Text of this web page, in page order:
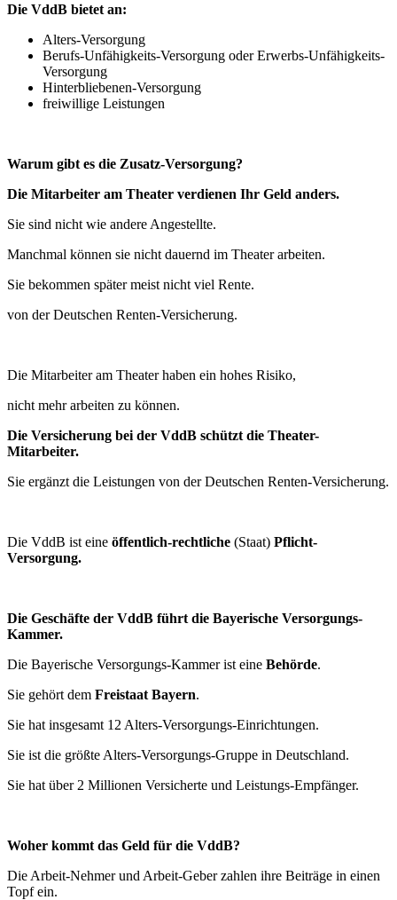
Die VddB bietet an:
Alters-Versorgung
Berufs-Unfähigkeits-Versorgung oder Erwerbs-Unfähigkeits-
Versorgung
Hinterbliebenen-Versorgung
freiwillige Leistungen
Warum gibt es die Zusatz-Versorgung?
Die Mitarbeiter am Theater verdienen Ihr Geld anders.
Sie sind nicht wie andere Angestellte.
Manchmal können sie nicht dauernd im Theater arbeiten.
Sie bekommen später meist nicht viel Rente.
von der Deutschen Renten-Versicherung.
Die Mitarbeiter am Theater haben ein hohes Risiko,
nicht mehr arbeiten zu können.
Die Versicherung bei der VddB schützt die Theater-
Mitarbeiter.
Sie ergänzt die Leistungen von der Deutschen Renten-Versicherung.
Die VddB ist eine öffentlich-rechtliche (Staat) Pflicht-
Versorgung.
Die Geschäfte der VddB führt die Bayerische Versorgungs-
Kammer.
Die Bayerische Versorgungs-Kammer ist eine Behörde.
Sie gehört dem Freistaat Bayern.
Sie hat insgesamt 12 Alters-Versorgungs-Einrichtungen.
Sie ist die größte Alters-Versorgungs-Gruppe in Deutschland.
Sie hat über 2 Millionen Versicherte und Leistungs-Empfänger.
Woher kommt das Geld für die VddB?
Die Arbeit-Nehmer und Arbeit-Geber zahlen ihre Beiträge in einen
Topf ein.